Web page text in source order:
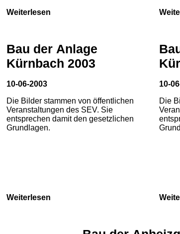
Weiterlesen
Bau der Anlage
Kürnbach 2003
10-06-2003
Die Bilder stammen von öffentlichen
Veranstaltungen des SEV. Sie
entsprechen damit den gesetzlichen
Grundlagen.
Weiterlesen
10-
Die